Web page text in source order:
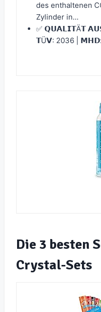
des enthaltenen
Zylinder in...
✅ 𝗤𝗨𝗔𝗟𝗜𝗧Ä𝗧
𝗧Ü𝗩: 2036 |
Die 3 besten
Crystal-Sets